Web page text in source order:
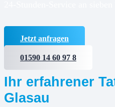
Jetzt anfragen
01590 14 60 97 8
Ihr erfahrener
Glasau